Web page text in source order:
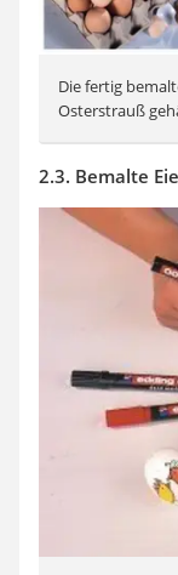
Die fertig
Osterstrauß
2.3. Bemalte